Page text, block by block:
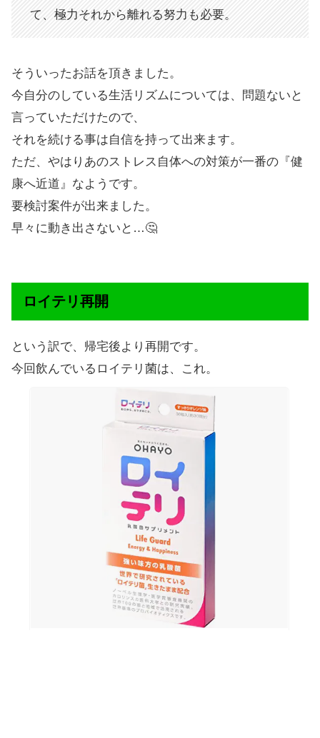
て、極力それから離れる努力も必要。
そういったお話を頂きました。
今自分のしている生活リズムについては、問題ないと
言っていただけたので、
それを続ける事は自信を持って出来ます。
ただ、やはりあのストレス自体への対策が一番の『健
康へ近道』なようです。
要検討案件が出来ました。
早々に動き出さないと…🤔
ロイテリ再開
という訳で、帰宅後より再開です。
今回飲んでいるロイテリ菌は、これ。